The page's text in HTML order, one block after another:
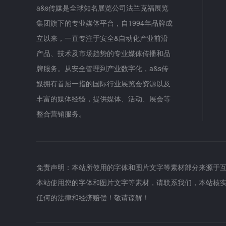
a&s传媒是全球知名展览公司法兰克福展览
集团旗下的专业媒体平台，自1994年品牌成
立以来，一直专注于安全&自动化产业前沿
产品、技术及市场趋势的专业媒体传播和品
牌服务。从安全管理到产业数字化，a&s传
媒拥有首屈一指的国际行业展览会资源以及
丰富的媒体经验，提供媒体、活动、展会等
整合营销服务。
免责声明：本站所使用的字体和图片文字等素材部分来源
本站使用您的字体和图片文字等素材，请联系我们，本站
任何的法律和经济赔偿！敬请谅解！